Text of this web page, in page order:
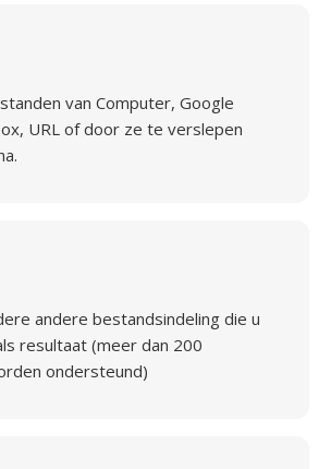
van Computer, Google
URL of door ze te verslepen
andere bestandsindeling die u
resultaat (meer dan 200
ondersteund)